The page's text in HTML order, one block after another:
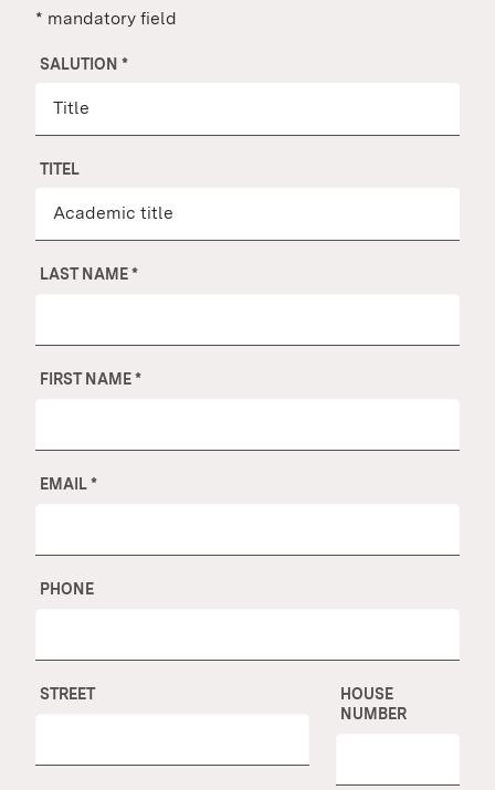
* mandatory field
SALUTION *
TITEL
LAST NAME*
FIRST NAME*
EMAIL*
PHONE
STREET
HOUSE
NUMBER